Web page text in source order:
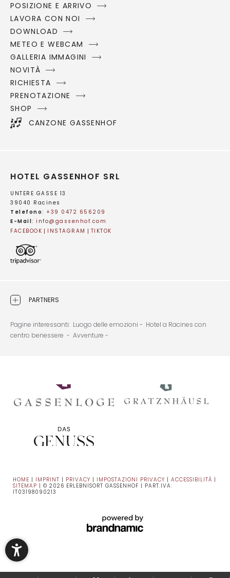
POSIZIONE E ARRIVO
LAVORA CON NOI
DOWNLOAD
METEO E WEBCAM
GALLERIA IMMAGINI
NOVITÀ
RICHIESTA
PRENOTAZIONE
SHOP
CANZONE GASSENHOF
HOTEL GASSENHOF SRL
UNTERE GASSE 13
39040 Racines
Telefono: +39 0472 656209
E-Mail: info@ gassenhof.com
FACEBOOK
INSTAGRAM TIKTOK
PARTNERS
Pagine interessanti: Luogo delle emozioni - Hotel a Racines con
centro benessere - Avventure -
HOME | IMPRINT | PRIVACY | IMPOSTAZIONI PRIVACY | ACCESSIBILITÀ |
SITEMAP | © 2026 ERLEBNISORT GASSENHOF | PART.IVA:
IT03198090213